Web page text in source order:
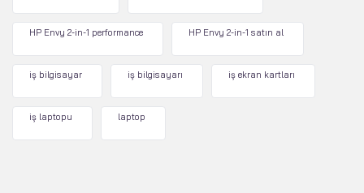
HP Envy 2-in-1 performance HP Envy 2-in-1 satın al
iş bilgisayar iş bilgisayarı iş ekran kartları
iş laptopu laptop